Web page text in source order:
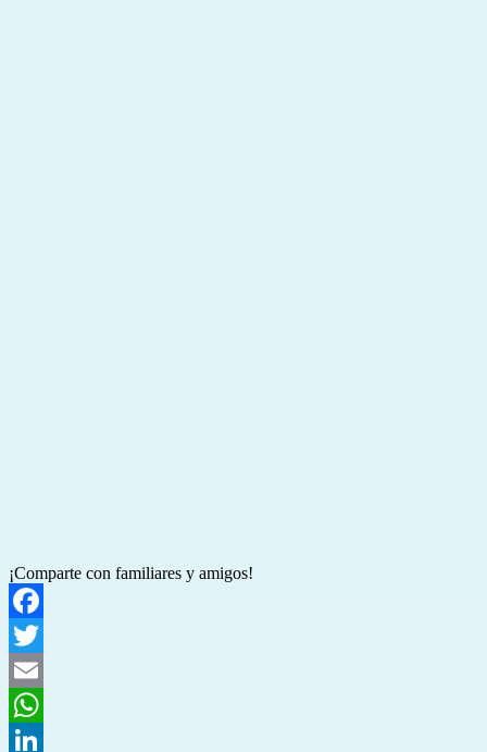
¡Comparte con familiares y amigos!
Facebook
Twitter
Email
WhatsApp